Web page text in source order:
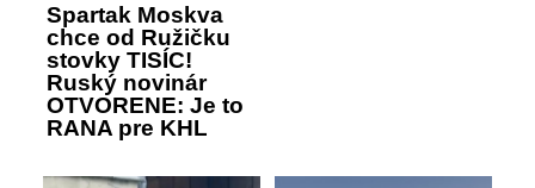
Spartak Moskva
chce od Ružičku
stovky TISÍC!
Ruský novinár
OTVORENE: Je to
RANA pre KHL